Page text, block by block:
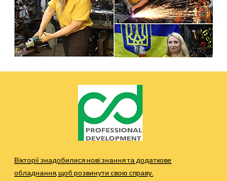
Вікторії знадобилися нові знання та додаткове
обладнання, щоб розвинути свою справу.